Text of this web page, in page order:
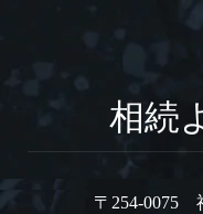
相続
〒254-0075